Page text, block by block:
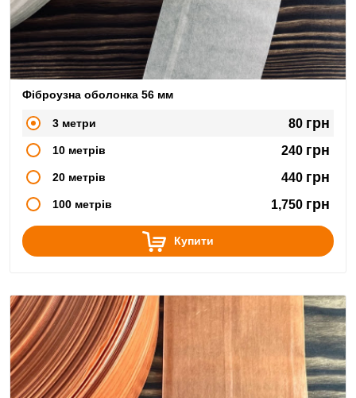
Фіброузна оболонка 56 мм
3 метри 80 грн
10 метрів 240 грн
20 метрів 440 грн
100 метрів 1,750 грн
Купити